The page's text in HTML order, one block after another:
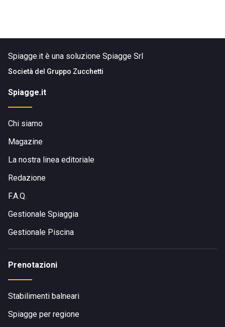
Spiagge.it è una soluzione Spiagge Srl
Società del Gruppo Zucchetti
Spiagge.it
Chi siamo
Magazine
La nostra linea editoriale
Redazione
F.A.Q.
Gestionale Spiaggia
Gestionale Piscina
Prenotazioni
Stabilimenti balneari
Spiagge per regione